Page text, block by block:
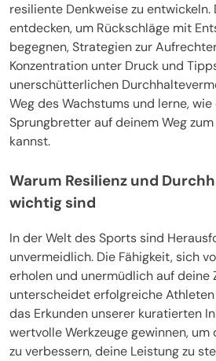
resiliente Denkweise zu entwickeln.
entdecken, um Rückschläge mit
begegnen, Strategien zur
Konzentration unter Druck und
unerschütterlichen
Weg des Wachstums und lerne,
Sprungbretter auf deinem Weg
kannst.
Warum Resilienz und
wichtig sind
In der Welt des Sports sind
unvermeidlich. Die Fähigkeit, sich
erholen und unermüdlich auf deine
unterscheidet erfolgreiche
das Erkunden unserer kuratierten
wertvolle Werkzeuge gewinnen,
zu verbessern, deine Leistung zu